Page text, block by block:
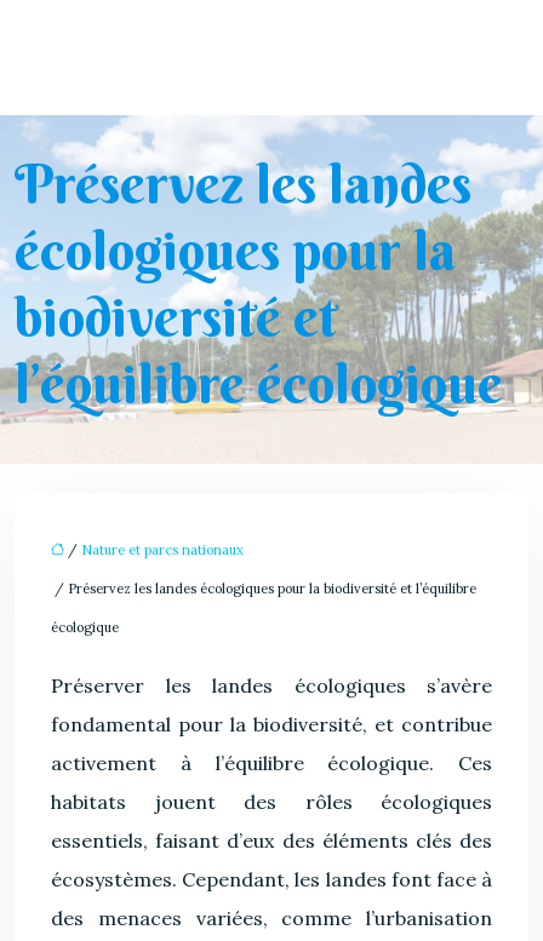
Préservez les landes
écologiques pour la
biodiversité et
l’équilibre écologique
/ Nature et parcs nationaux
/ Préservez les landes écologiques pour la biodiversité et l’équilibre
écologique
Préserver les landes écologiques s’avère
fondamental pour la biodiversité, et contribue
activement à l’équilibre écologique. Ces
habitats jouent des rôles écologiques
essentiels, faisant d’eux des éléments clés des
écosystèmes. Cependant, les landes font face à
des menaces variées, comme l’urbanisation